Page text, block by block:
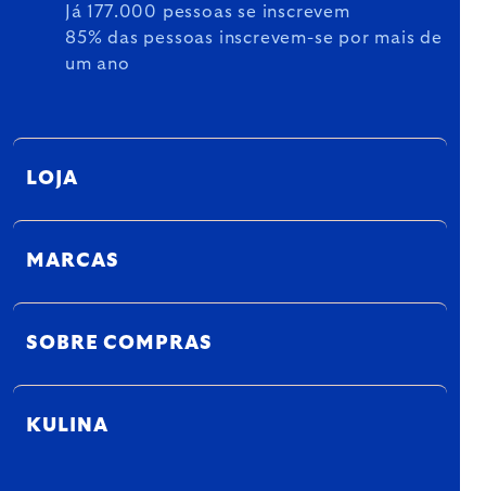
Já 177.000 pessoas se inscrevem
85% das pessoas inscrevem-se por mais de
um ano
LOJA
MARCAS
SOBRE COMPRAS
KULINA